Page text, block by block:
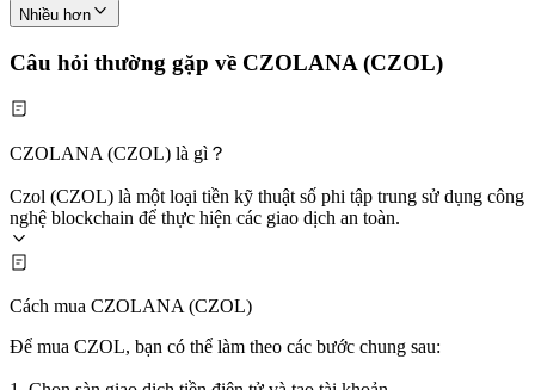
Nhiều hơn
Câu hỏi thường gặp về CZOLANA (CZOL)
CZOLANA (CZOL) là gì？
Czol (CZOL) là một loại tiền kỹ thuật số phi tập trung sử dụng công
nghệ blockchain để thực hiện các giao dịch an toàn.
Cách mua CZOLANA (CZOL)
Để mua CZOL, bạn có thể làm theo các bước chung sau: